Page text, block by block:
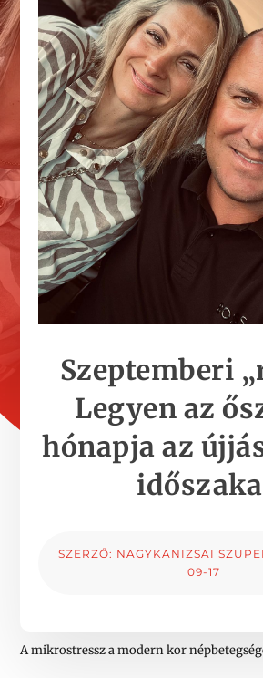
Szeptemberi
Legyen az
hónapja az
SZERZŐ: NAGYKANIZSAI
09-17
A mikrostressz a modern kor